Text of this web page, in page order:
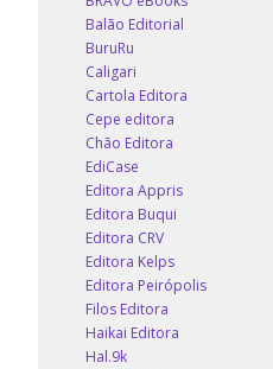
Balão Editorial
BuruRu
Caligari
Cartola Editora
Cepe editora
Chão Editora
EdiCase
Editora Appris
Editora Buqui
Editora CRV
Editora Kelps
Editora Peirópolis
Filos Editora
Haikai Editora
Hal.9k